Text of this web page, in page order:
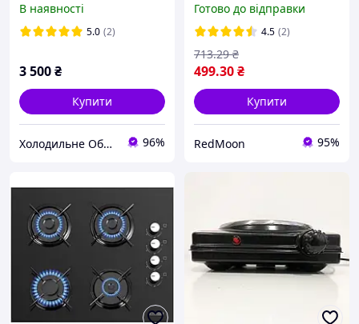
В наявності
5.0 (2)
3 500₴
Купити
Холодильне Обладнання 96%
електрична спіральна
переносна
Готово до відправки
4.5 (2)
499.30₴
713.29 ₴
Купити
RedMoon 95%